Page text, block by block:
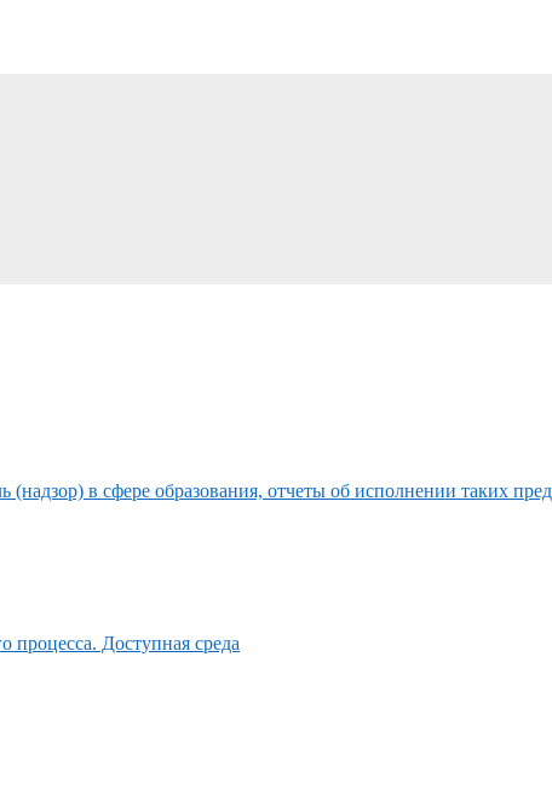
в сфере образования, отчеты об исполнении таких
процесса. Доступная среда